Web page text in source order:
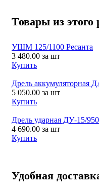
Товары из этого
УШМ 125/1100 Ресанта
3 480.00 за шт
Купить
Дрель аккумуляторная
5 050.00 за шт
Купить
Дрель ударная ДУ-15/
4 690.00 за шт
Купить
Удобная